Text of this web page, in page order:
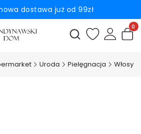
dostawa już od 99zł
-50% na wybrane produkty
Otwórz
Uroda Pielęgnacja Włosy